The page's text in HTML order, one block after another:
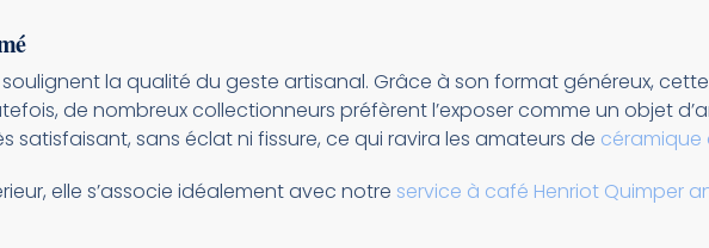
la qualité du geste artisanal. Grâce à son format généreux,
de nombreux collectionneurs préfèrent l’exposer comme un objet
satisfaisant, sans éclat ni fissure, ce qui ravira les amateurs de
elle s’associe idéalement avec notre service à café Henriot Quimper